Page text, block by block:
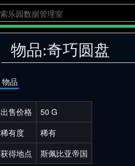
物品:奇巧圆盘
物品
出售价格
50 G
稀有度
稀有
获得地点
斯佩比亚帝国